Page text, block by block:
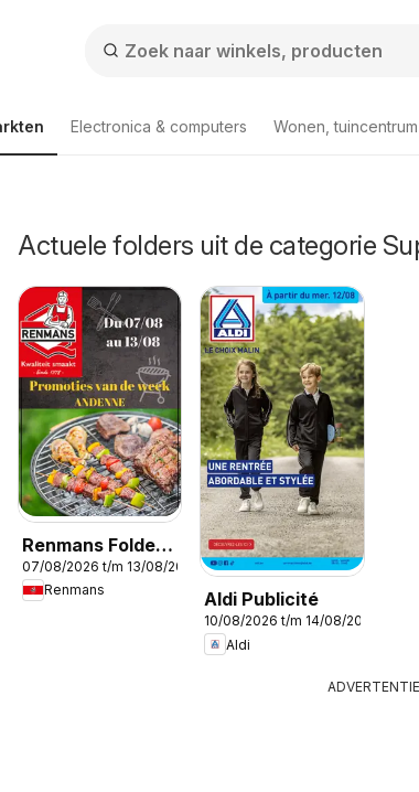
Electronica & computers Wonen, tuincentrum
Actuele folders uit de categorie
Renmans Folder /
Publicité
07/08/2026 t/m 13/08/2026
Renmans
Aldi Publicité
10/08/2026 t/m 14/08/2026
Aldi
ADVERTENTIE